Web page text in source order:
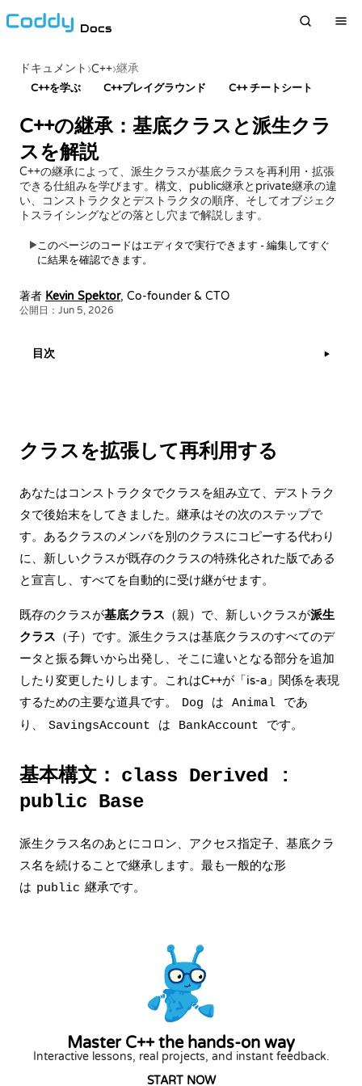
Docs
ドキュメント ›C++›継承
C++を学ぶ C++プレイグラウンド C++ チートシート
C++の継承：基底クラスと派生クラ
スを解説
C++の継承によって、派生クラスが基底クラスを再利用・拡張
できる仕組みを学びます。構文、public継承とprivate継承の違
い、コンストラクタとデストラクタの順序、そしてオブジェク
トスライシングなどの落とし穴まで解説します。
▶このページのコードはエディタで実行できます - 編集してすぐ
に結果を確認できます。
著者 Kevin Spektor, Co-founder & CTO
公開日：Jun 5, 2026
クラスを拡張して再利用する
あなたはコンストラクタでクラスを組み立て、 デストラク
タで後始末をしてきました。継承はその次のステップで
す。あるクラスのメンバを別のクラスにコピーする代わり
に、新しいクラスが既存のクラスの特殊化された版である
と宣言し、すべてを自動的に受け継がせます。
既存のクラスが基底クラス （親）で、新しいクラスが派生
クラス （子）です。派生クラスは基底クラスのすべてのデ
ータと振る舞いから出発し、そこに違いとなる部分を追加
したり変更したりします。これはC++が「is-a」関係を表現
するための主要な道具です。
Dog は Animal
であ
り、
SavingsAccount は BankAccount です。
基本構文： class Derived :
public Base
派生クラス名のあとにコロン、アクセス指定子、基底クラ
ス名を続けることで継承します。最も一般的な形
は public 継承です。
Master C++ the hands-on way
Interactive lessons, real projects, and instant feedback.
START NOW
目次 ▶